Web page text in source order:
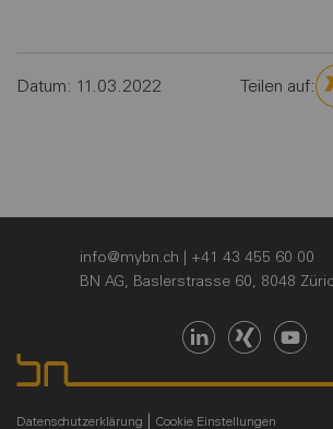
Datum: 11.03.2022 Teilen auf:
info@mybn.ch | +41 43 455 60 00
BN AG, Baslerstrasse 60, 8048
Datenschutzerklärung | Cookie Einstellungen